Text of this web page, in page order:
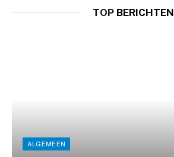
TOPBERICHTEN
januari 23, 2024
ALGEMEEN